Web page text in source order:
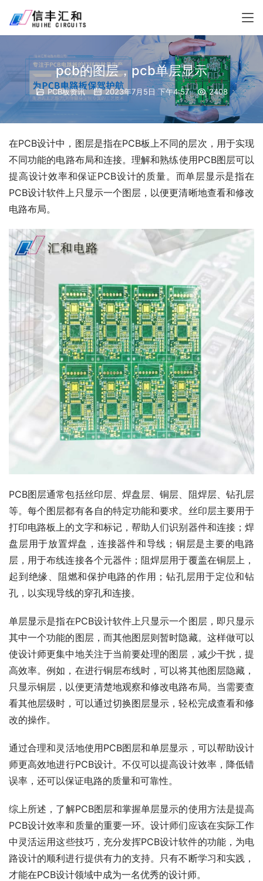
pcb的图层，pcb单层显示
PCB板资讯 2023年7月5日 下午4:57 2408
在PCB设计中，图层是指在PCB板上不同的层次，用于实现
不同功能的电路布局和连接。理解和熟练使用PCB图层可以
提高设计效率和保证PCB设计的质量。而单层显示是指在
PCB设计软件上只显示一个图层，以便更清晰地查看和修改
电路布局。
PCB图层通常包括丝印层、焊盘层、铜层、阻焊层、钻孔层
等。每个图层都有各自的特定功能和要求。丝印层主要用于
打印电路板上的文字和标记，帮助人们识别器件和连接；焊
盘层用于放置焊盘，连接器件和导线；铜层是主要的电路
层，用于布线连接各个元器件；阻焊层用于覆盖在铜层上，
起到绝缘、阻燃和保护电路的作用；钻孔层用于定位和钻
孔，以实现导线的穿孔和连接。
单层显示是指在PCB设计软件上只显示一个图层，即只显示
其中一个功能的图层，而其他图层则暂时隐藏。这样做可以
使设计师更集中地关注于当前要处理的图层，减少干扰，提
高效率。例如，在进行铜层布线时，可以将其他图层隐藏，
只显示铜层，以便更清楚地观察和修改电路布局。当需要查
看其他层级时，可以通过切换图层显示，轻松完成查看和修
改的操作。
通过合理和灵活地使用PCB图层和单层显示，可以帮助设计
师更高效地进行PCB设计。不仅可以提高设计效率，降低错
误率，还可以保证电路的质量和可靠性。
综上所述，了解PCB图层和掌握单层显示的使用方法是提高
PCB设计效率和质量的重要一环。设计师们应该在实际工作
中灵活运用这些技巧，充分发挥PCB设计软件的功能，为电
路设计的顺利进行提供有力的支持。只有不断学习和实践，
才能在PCB设计领域中成为一名优秀的设计师。